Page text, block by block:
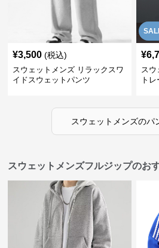
¥3,500 (税込)
スウェットメンズ リラックスワ
イドスウェットパンツ
¥
スウ
ト
スウェットメンズのパ
スウェットメンズフルジップのお